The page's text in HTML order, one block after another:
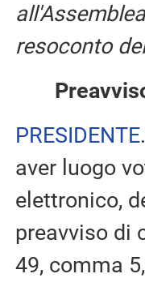
resoconto
PRESIDENTE
aver luogo
elettronico,
preavviso di
49, comma